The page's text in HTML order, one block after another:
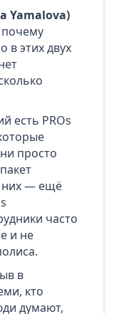
Yamalova)
в этих двух
есть PROs
просто
них — ещё
часто
и не
в
кто
думают,